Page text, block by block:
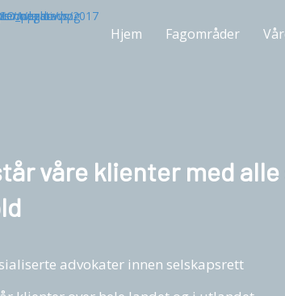
Hjem Fagområder
våre klienter med
advokater innen selskapsrett